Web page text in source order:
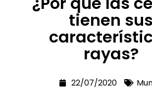
tienen sus
rayas?
22/07/2020